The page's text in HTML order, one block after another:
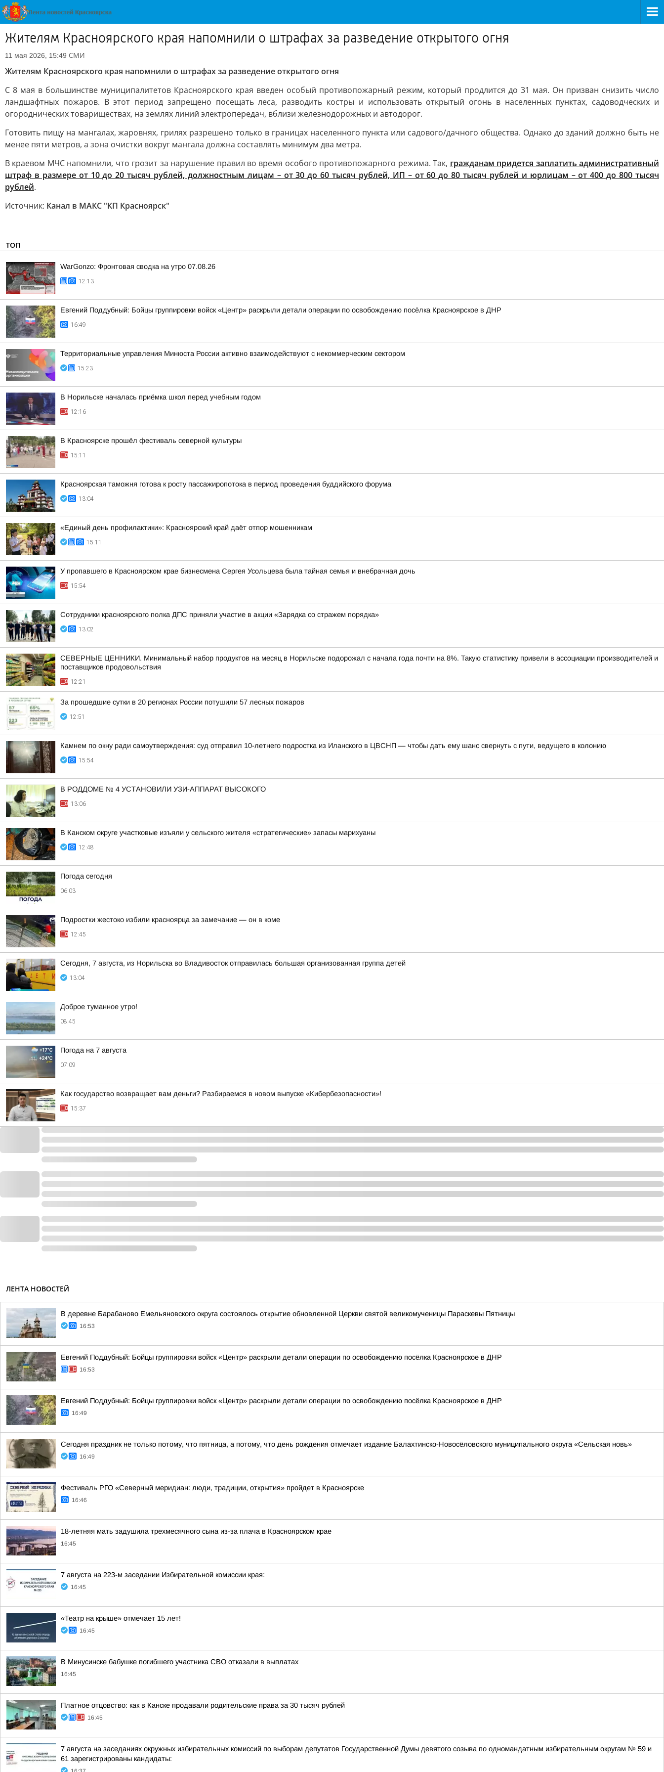
Жителям Красноярского края напомнили о штрафах за разведение открытого огня
11 мая 2026, 15:49 СМИ
Жителям Красноярского края напомнили о штрафах за разведение открытого огня
С 8 мая в большинстве муниципалитетов Красноярского края введен особый противопожарный режим, который продлится до 31 мая. Он призван снизить число
ландшафтных пожаров. В этот период запрещено посещать леса, разводить костры и использовать открытый огонь в населенных пунктах, садоводческих и
огороднических товариществах, на землях линий электропередач, вблизи железнодорожных и автодорог.
Готовить пищу на мангалах, жаровнях, грилях разрешено только в границах населенного пункта или садового/дачного общества. Однако до зданий должно быть не
менее пяти метров, а зона очистки вокруг мангала должна составлять минимум два метра.
В краевом МЧС напомнили, что грозит за нарушение правил во время особого противопожарного режима. Так, гражданам придется заплатить административный
штраф в размере от 10 до 20 тысяч рублей, должностным лицам – от 30 до 60 тысяч рублей, ИП – от 60 до 80 тысяч рублей и юрлицам – от 400 до 800 тысяч
рублей.
Источник: Канал в МАКС "КП Красноярск"
ТОП
WarGonzo: Фронтовая сводка на утро 07.08.26
12:13
Евгений Поддубный: Бойцы группировки войск «Центр» раскрыли детали операции по освобождению посёлка Красноярское в ДНР
16:49
Территориальные управления Минюста России активно взаимодействуют с некоммерческим сектором
15:23
В Норильске началась приёмка школ перед учебным годом
12:16
В Красноярске прошёл фестиваль северной культуры
15:11
Красноярская таможня готова к росту пассажиропотока в период проведения буддийского форума
13:04
«Единый день профилактики»: Красноярский край даёт отпор мошенникам
15:11
У пропавшего в Красноярском крае бизнесмена Сергея Усольцева была тайная семья и внебрачная дочь
15:54
Сотрудники красноярского полка ДПС приняли участие в акции «Зарядка со стражем порядка»
13:02
СЕВЕРНЫЕ ЦЕННИКИ. Минимальный набор продуктов на месяц в Норильске подорожал с начала года почти на 8%. Такую статистику привели в ассоциации производителей и
поставщиков продовольствия
12:21
За прошедшие сутки в 20 регионах России потушили 57 лесных пожаров
12:51
Камнем по окну ради самоутверждения: суд отправил 10-летнего подростка из Иланского в ЦВСНП — чтобы дать ему шанс свернуть с пути, ведущего в колонию
15:54
В РОДДОМЕ № 4 УСТАНОВИЛИ УЗИ-АППАРАТ ВЫСОКОГО
13:06
В Канском округе участковые изъяли у сельского жителя «стратегические» запасы марихуаны
12:48
Погода сегодня
06:03
Подростки жестоко избили красноярца за замечание — он в коме
12:45
Сегодня, 7 августа, из Норильска во Владивосток отправилась большая организованная группа детей
13:04
Доброе туманное утро!
08:45
Погода на 7 августа
07:09
Как государство возвращает вам деньги? Разбираемся в новом выпуске «Кибербезопасности»!
15:37
ЛЕНТА НОВОСТЕЙ
В деревне Барабаново Емельяновского округа состоялось открытие обновленной Церкви святой великомученицы Параскевы Пятницы
16:53
Евгений Поддубный: Бойцы группировки войск «Центр» раскрыли детали операции по освобождению посёлка Красноярское в ДНР
16:53
Евгений Поддубный: Бойцы группировки войск «Центр» раскрыли детали операции по освобождению посёлка Красноярское в ДНР
16:49
Сегодня праздник не только потому, что пятница, а потому, что день рождения отмечает издание Балахтинско-Новосёловского муниципального округа «Сельская новь»
16:49
Фестиваль РГО «Северный меридиан: люди, традиции, открытия» пройдет в Красноярске
16:46
18-летняя мать задушила трехмесячного сына из-за плача в Красноярском крае
16:45
7 августа на 223-м заседании Избирательной комиссии края:
16:45
«Театр на крыше» отмечает 15 лет!
16:45
В Минусинске бабушке погибшего участника СВО отказали в выплатах
16:45
Платное отцовство: как в Канске продавали родительские права за 30 тысяч рублей
16:45
7 августа на заседаниях окружных избирательных комиссий по выборам депутатов Государственной Думы девятого созыва по одномандатным избирательным округам № 59 и
61 зарегистрированы кандидаты: